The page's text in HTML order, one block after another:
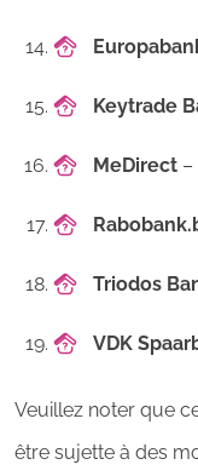
Keytrade
MeDirect–
Triodos
VDK
Veuillez noter que
être sujette à des